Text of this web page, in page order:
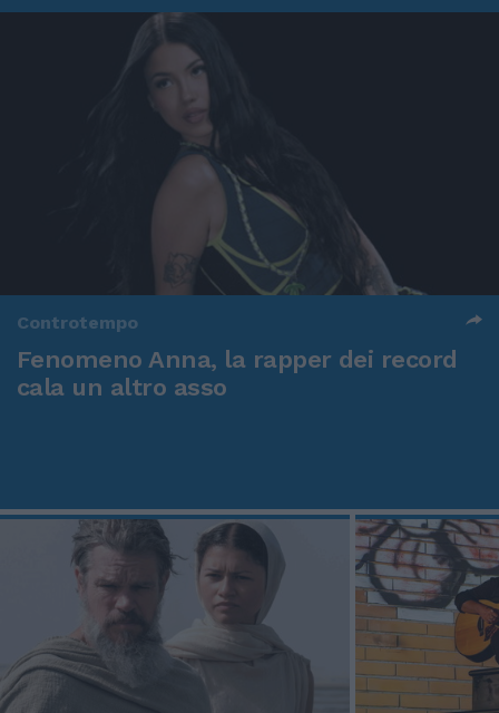
Controtempo
Fenomeno Anna, la rapper dei record
cala un altro asso